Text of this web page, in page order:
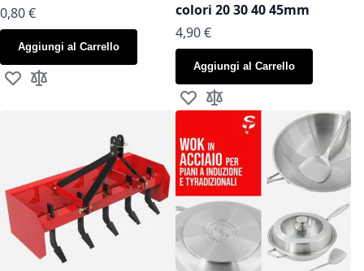
As low as
0,80 €
Aggiungi al Carrello
Aggiungi alla lista desideri
Aggiungi al confronto
colori 20 30 40 45mm
As low as
4,90 €
Aggiungi al Carrello
Aggiungi alla lista desideri
Aggiungi al confronto